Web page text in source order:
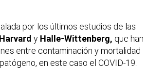
por los últimos estudios de las
Harvard y Halle-Wittenberg, que han
entre contaminación y mortalidad
en este caso el COVID-19.